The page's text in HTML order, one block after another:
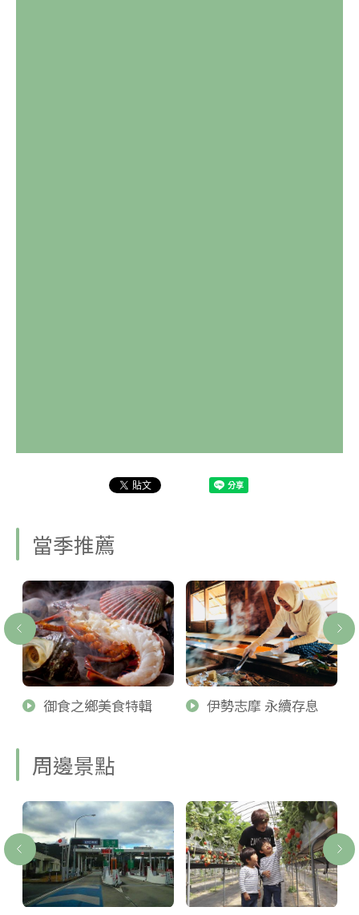
當季推薦
御食之鄉美食特輯 伊勢志摩 永續存息
周邊景點